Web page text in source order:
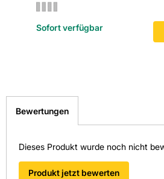
Sofort verfügbar
Bewertungen
Dieses Produkt wurde noch nicht
Produkt jetzt bewerten